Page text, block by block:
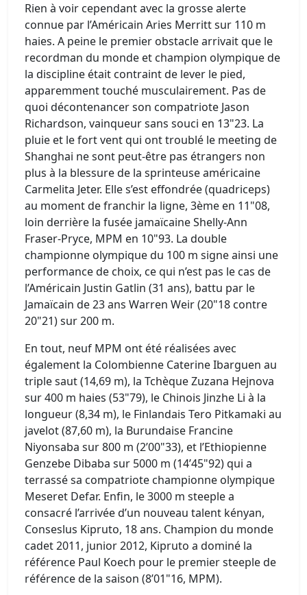
Rien à voir cependant avec la grosse alerte
connue par l’Américain Aries Merritt sur 110 m
haies. A peine le premier obstacle arrivait que le
recordman du monde et champion olympique de
la discipline était contraint de lever le pied,
apparemment touché musculairement. Pas de
quoi décontenancer son compatriote Jason
Richardson, vainqueur sans souci en 13"23. La
pluie et le fort vent qui ont troublé le meeting de
Shanghai ne sont peut-être pas étrangers non
plus à la blessure de la sprinteuse américaine
Carmelita Jeter. Elle s’est effondrée (quadriceps)
au moment de franchir la ligne, 3ème en 11"08,
loin derrière la fusée jamaïcaine Shelly-Ann
Fraser-Pryce, MPM en 10"93. La double
championne olympique du 100 m signe ainsi une
performance de choix, ce qui n’est pas le cas de
l’Américain Justin Gatlin (31 ans), battu par le
Jamaïcain de 23 ans Warren Weir (20"18 contre
20"21) sur 200 m.
En tout, neuf MPM ont été réalisées avec
également la Colombienne Caterine Ibarguen au
triple saut (14,69 m), la Tchèque Zuzana Hejnova
sur 400 m haies (53"79), le Chinois Jinzhe Li à la
longueur (8,34 m), le Finlandais Tero Pitkamaki au
javelot (87,60 m), la Burundaise Francine
Niyonsaba sur 800 m (2’00"33), et l’Ethiopienne
Genzebe Dibaba sur 5000 m (14’45"92) qui a
terrassé sa compatriote championne olympique
Meseret Defar. Enfin, le 3000 m steeple a
consacré l’arrivée d’un nouveau talent kényan,
Conseslus Kipruto, 18 ans. Champion du monde
cadet 2011, junior 2012, Kipruto a dominé la
référence Paul Koech pour le premier steeple de
référence de la saison (8’01"16, MPM).